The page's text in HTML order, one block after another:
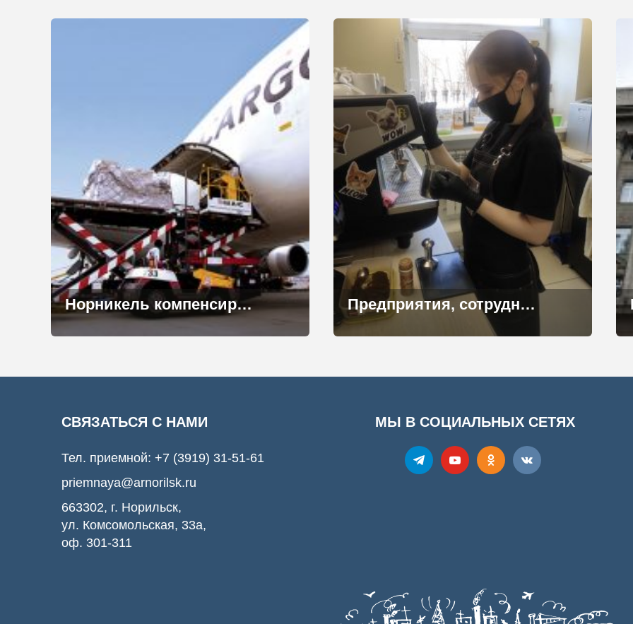
Норникель компенсирует предпринимателям затраты на грузоперевозки Предприятия, сотрудники которых наиболее часто контактируют с людьми, бесплатно получат средства индивидуальной защиты
СВЯЗАТЬСЯ С НАМИ
Тел. приемной: +7 (3919) 31-51-61
priemnaya@arnorilsk.ru
663302, г. Норильск,
ул. Комсомольская, 33а,
оф. 301-311
МЫ В СОЦИАЛЬНЫХ СЕТЯХ